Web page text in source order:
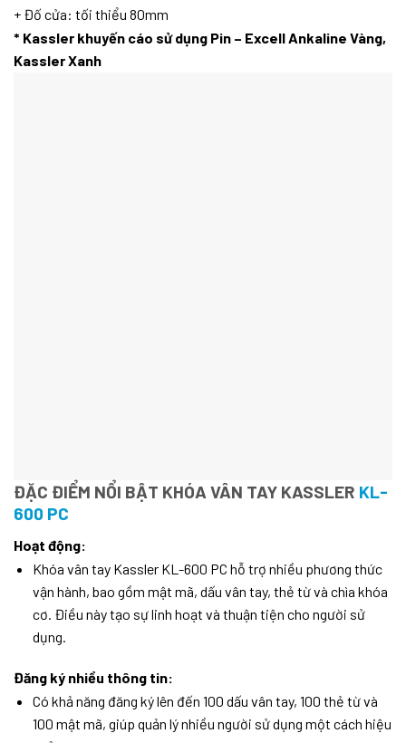
+ Đố cửa: tối thiểu 80mm
* Kassler khuyến cáo sử dụng Pin – Excell Ankaline Vàng,
Kassler Xanh
ĐẶC ĐIỂM NỔI BẬT KHÓA VÂN TAY KASSLER KL-
600 PC
Hoạt động:
Khóa vân tay Kassler KL-600 PC hỗ trợ nhiều phương thức
vận hành, bao gồm mật mã, dấu vân tay, thẻ từ và chìa khóa
cơ. Điều này tạo sự linh hoạt và thuận tiện cho người sử
dụng.
Đăng ký nhiều thông tin:
Có khả năng đăng ký lên đến 100 dấu vân tay, 100 thẻ từ và
100 mật mã, giúp quản lý nhiều người sử dụng một cách hiệu